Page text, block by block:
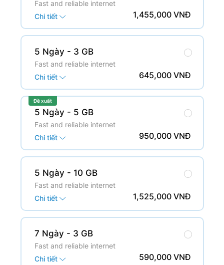
Fast and reliable internet
Chi tiết
1,455,000 VNĐ
5 Ngày - 3 GB
Fast and reliable internet
Chi tiết
645,000 VNĐ
Đề xuất
5 Ngày - 5 GB
Fast and reliable internet
Chi tiết
950,000 VNĐ
5 Ngày - 10 GB
Fast and reliable internet
Chi tiết
1,525,000 VNĐ
7 Ngày - 3 GB
Fast and reliable internet
Chi tiết
590,000 VNĐ